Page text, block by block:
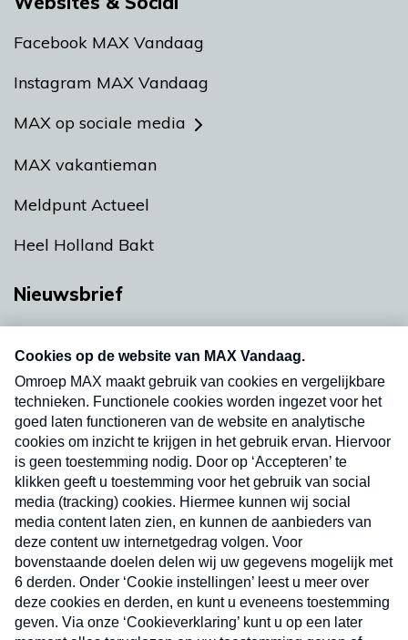
Facebook MAX Vandaag
Instagram MAX Vandaag
MAX op sociale media
MAX vakantieman
Meldpunt Actueel
Heel Holland Bakt
Nieuwsbrief
nieuwsbrief. Elke vrijdag- en dinsdagochtend in
uw mailbox.
Verzend
Nieuwsbrief
Neem hier een gratis abonnement op onze